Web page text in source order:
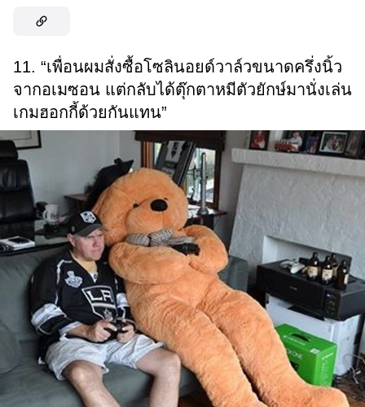
11. “เพื่อนผมสั่งซื้อโซลินอยด์วาล์วขนาดครึ่งนิ้ว
จากอเมซอน แต่กลับได้ตุ๊กตาหมีตัวยักษ์มานั่งเล่น
เกมฮอกกี้ด้วยกันแทน”